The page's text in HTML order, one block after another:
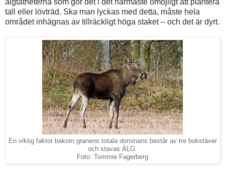
älgtätheterna som gör det i det närmaste omöjligt att plantera
tall eller lövträd. Ska man lyckas med detta, måste hela
området inhägnas av tillräckligt höga staket – och det är dyrt.
En viktig faktor bakom granens totala dominans består av tre bokstäver
och stavas ÄLG.
Foto: Tommie Fagerberg